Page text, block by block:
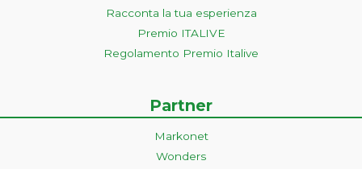
Racconta la tua esperienza
Premio ITALIVE
Regolamento Premio Italive
Partner
Markonet
Wonders